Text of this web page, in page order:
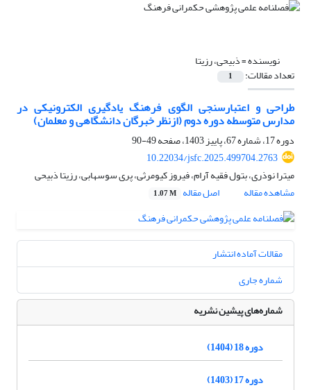
نویسنده =ذبیحی، رزیتا
تعداد مقالات: 1
طراحی و اعتبارسنجی الگوی فرهنگ یادگیری الکترونیکی در
مدارس متوسطه دوره دوم (ازنظر خبرگان دانشگاهی و معلمان)
دوره 17، شماره 67، پاییز 1403، صفحه
49-90
10.22034/jsfc.2025.499704.2763
میترا نوذری، بتول فقیه آرام، فیروز کیومرثی، پری سوسهابی، رزیتا ذبیحی
مشاهده مقاله
اصل مقاله 1.07 M
مقالات آماده انتشار
شماره جاری
شماره‌های پیشین نشریه
دوره 18 (1404)
دوره 17 (1403)